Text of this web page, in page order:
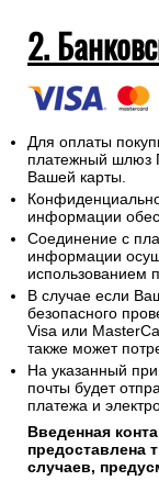
2.
Для оплаты
платежный шлюз
Вашей карты.
информации
Соединение с
информации
использованием
В случае если
безопасного
Visa или
также может
На указанный
почты будет
платежа и
Введенная
предоставлена
случаев,